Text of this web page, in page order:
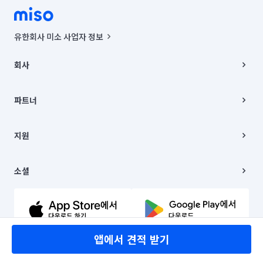
앱에서 견적 받기
유한회사 미소 사업자 정보
00019 |
주소 | 본사: 서울특별시 종로구 율곡로 6(중학동, 트윈트리빌딩) B동 5층
컨택센터 : 서울특별시 종로구 수송동 율곡로 24, 7층, 8층 미소
상품, 상품정보, 거래에 관한 의무와 책임은 거래당사자에게 있습니다.
언론 보도 관련 문의:
© 유한회사 미소. Miso, Inc. All Rights Reserved.
회사
채용
파트너
이사
지원
이용약관
문의하기
소셜
유튜브